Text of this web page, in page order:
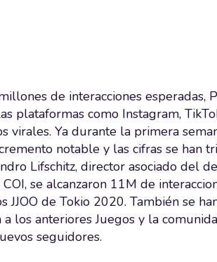
de interacciones esperadas,
plataformas como Instagram,
virales. Ya durante la primera
notable y las cifras se han
Lifschitz, director asociado del
se alcanzaron 11M de
JJOO de Tokio 2020. También se
los anteriores Juegos y la
seguidores.